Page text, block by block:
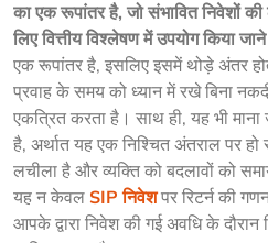
का एक रूपांतर है, जो संभावित निवेशों
लिए वित्तीय विश्लेषण में उपयोग किया
एक रूपांतर है, इसलिए इसमें थोड़े अंतर
प्रवाह के समय को ध्यान में रखे बिना
एकत्रित करता है। साथ ही, यह भी
है, अर्थात यह एक निश्चित अंतराल पर
लचीला है और व्यक्ति को बदलावों को
यह न केवल SIP निवेश पर रिटर्न की
आपके द्वारा निवेश की गई अवधि के